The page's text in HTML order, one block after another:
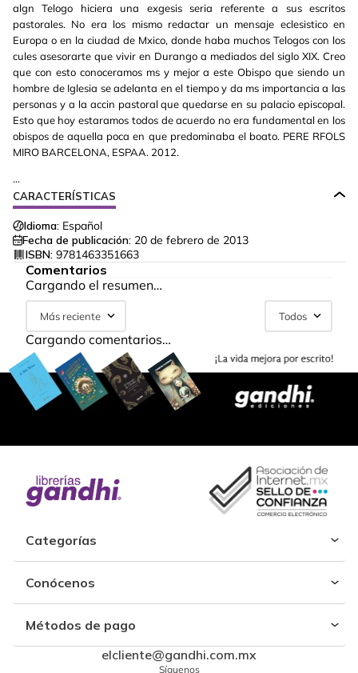
algn Telogo hiciera una exgesis seria referente a sus escritos
pastorales. No era los mismo redactar un mensaje eclesistico en
Europa o en la ciudad de Mxico, donde haba muchos Telogos con los
cules asesorarte que vivir en Durango a mediados del siglo XIX. Creo
que con esto conoceramos ms y mejor a este Obispo que siendo un
hombre de Iglesia se adelanta en el tiempo y da ms importancia a las
personas y a la accin pastoral que quedarse en su palacio episcopal.
Esto que hoy estaramos todos de acuerdo no era fundamental en los
obispos de aquella poca en que predominaba el boato. PERE RFOLS
MIRO BARCELONA, ESPAA. 2012.
...
CARACTERÍSTICAS
Idioma: Español
Fecha de publicación: 20 de febrero de 2013
ISBN: 9781463351663
Comentarios
Cargando el resumen…
Más reciente Todos
Cargando comentarios…
Categorías
Conócenos
Métodos de pago
elcliente@gandhi.com.mx
Síguenos